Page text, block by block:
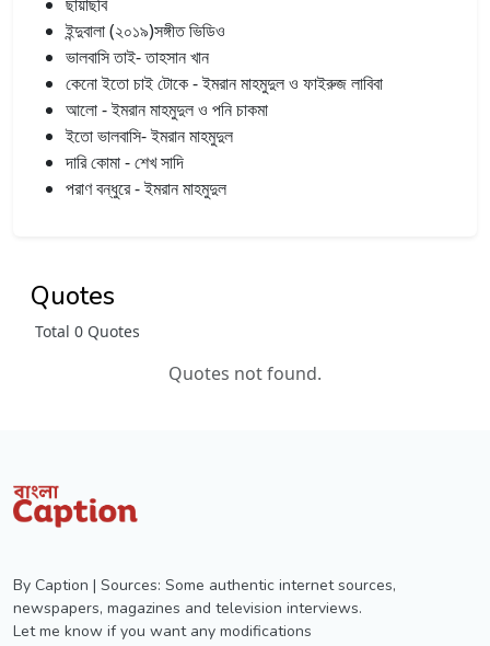
ইন্দুবালা (২০১৯)সঙ্গীত ভিডিও
ভালবাসি তাই- তাহসান খান
কেনো ইতো চাই টোকে - ইমরান মাহমুদুল ও ফাইরুজ লাবিবা
আলো - ইমরান মাহমুদুল ও পনি চাকমা
ইতো ভালবাসি- ইমরান মাহমুদুল
দারি কোমা - শেখ সাদি
পরাণ বন্ধুরে - ইমরান মাহমুদুল
Quotes
Total 0 Quotes
Quotes not found.
By Caption | Sources: Some authentic internet sources,
newspapers, magazines and television interviews.
Let me know if you want any modifications